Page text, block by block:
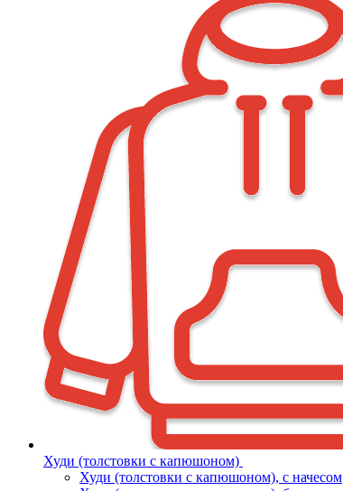
Худи (толстовки с капюшоном)
Худи (толстовки c капюшоном), с начесом